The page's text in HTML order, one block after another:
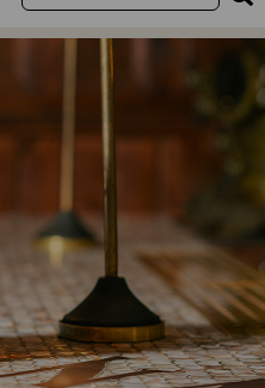
ÖL
CIDER
OSS